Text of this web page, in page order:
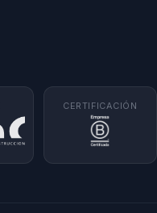
CERTIFICACIÓN